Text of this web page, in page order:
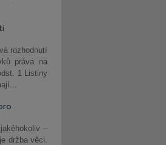
rozhodnutí
práva na
1 Listiny
–
držba věci.